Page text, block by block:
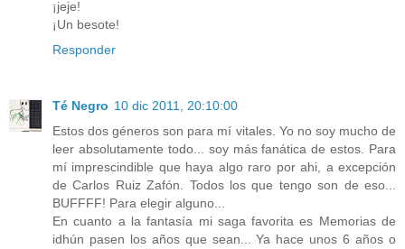
¡jeje!
¡Un besote!
Responder
Té Negro 10 dic 2011, 20:10:00
Estos dos géneros son para mí vitales. Yo no soy mucho de
leer absolutamente todo... soy más fanática de estos. Para
mí imprescindible que haya algo raro por ahi, a excepción
de Carlos Ruiz Zafón. Todos los que tengo son de eso...
BUFFFF! Para elegir alguno...
En cuanto a la fantasía mi saga favorita es Memorias de
idhún pasen los años que sean... Ya hace unos 6 años o